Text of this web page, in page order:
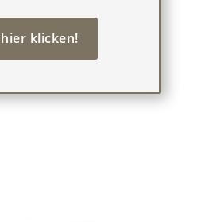
hier klicken!